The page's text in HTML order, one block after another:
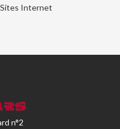
Internet
n°2